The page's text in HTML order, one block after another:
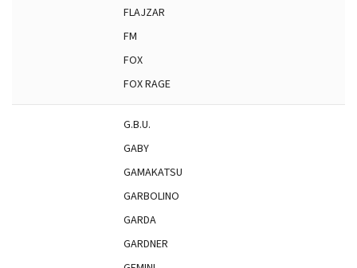
FLAJZAR
FM
FOX
FOX RAGE
G.B.U.
GABY
GAMAKATSU
GARBOLINO
GARDA
GARDNER